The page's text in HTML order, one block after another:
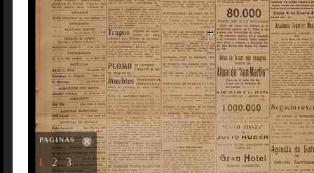
PAGINAS
1 2 3